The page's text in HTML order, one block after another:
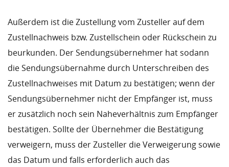
Außerdem ist die Zustellung vom Zusteller auf dem
Zustellnachweis bzw. Zustellschein oder Rückschein zu
beurkunden. Der Sendungsübernehmer hat sodann
die Sendungsübernahme durch Unterschreiben des
Zustellnachweises mit Datum zu bestätigen; wenn der
Sendungsübernehmer nicht der Empfänger ist, muss
er zusätzlich noch sein Naheverhältnis zum Empfänger
bestätigen. Sollte der Übernehmer die Bestätigung
verweigern, muss der Zusteller die Verweigerung sowie
das Datum und falls erforderlich auch das